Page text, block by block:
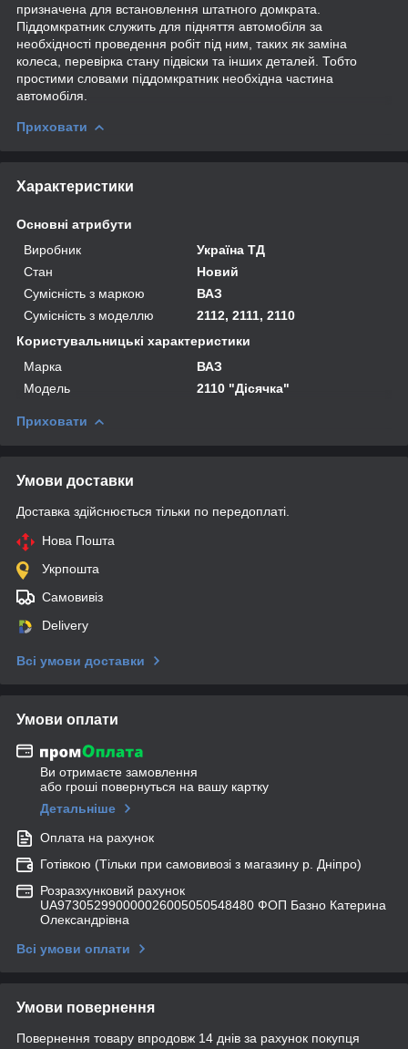
призначена для встановлення штатного домкрата.
Піддомкратник служить для підняття автомобіля за
необхідності проведення робіт під ним, таких як заміна
колеса, перевірка стану підвіски та інших деталей. Тобто
простими словами піддомкратник необхідна частина
автомобіля.
Приховати
Характеристики
Основні атрибути
Виробник
Україна ТД
Стан
Новий
Сумісність з маркою
ВАЗ
Сумісність з моделлю
2112, 2111, 2110
Користувальницькі характеристики
Марка
ВАЗ
Мoдель
2110 "Дісячка"
Приховати
Умови доставки
Доставка здійснюється тільки по передоплаті.
Нова Пошта
Укрпошта
Самовивіз
Delivery
Всі умови доставки
Умови оплати
Ви отримаєте замовлення
або гроші повернуться на вашу картку
Детальніше
Оплата на рахунок
Готівкою (Тільки при самовивозі з магазину р. Дніпро)
Розразхунковий рахунок
UA973052990000026005050548480 ФОП Базно Катерина
Олександрівна
Всі умови оплати
Умови повернення
Повернення товару впродовж 14 днів за рахунок покупця